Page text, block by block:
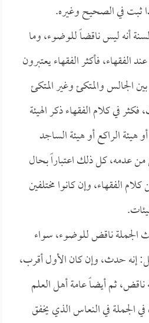
ثبت في الصحيح وغيره.
أنه ليس ناقضاً للوضوء، وما
فأكثر الفقهاء يعتبرون
الجالس والمتكئ وغير المتكئ
في كلام الفقهاء ذكر الهيئة
الراكع أو هيئة الساجد
عدمه، كل ذلك اعتباراً بحال
الفقهاء، وإن كانوا مختلفين
الجملة ناقض للوضوء، سواء
إنه حدث، وإن كان الأول أقرب،
ثم أيضاً عامة أهل العلم
الجملة في النعاس الذي يخفق